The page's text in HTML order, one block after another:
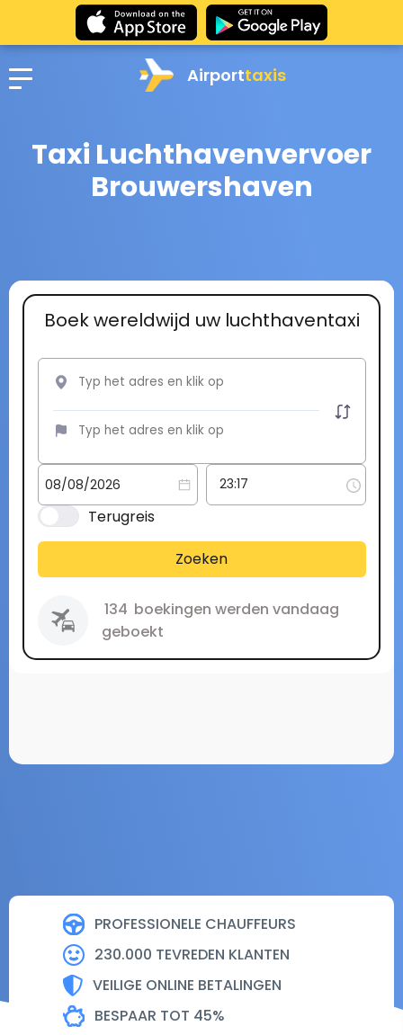
Airporttaxis
Taxi Luchthavenvervoer
Brouwershaven
PROFESSIONELE CHAUFFEURS
230.000 TEVREDEN KLANTEN
VEILIGE ONLINE BETALINGEN
BESPAAR TOT 45%
Boek wereldwijd uw luchthaventaxi
Terugreis
Zoeken
134 boekingen werden vandaag
geboekt